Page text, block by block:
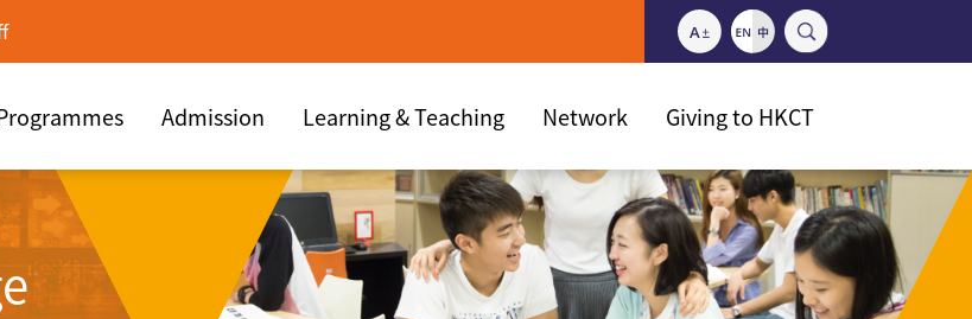
Admission Learning & Teaching Network Giving to HKCT